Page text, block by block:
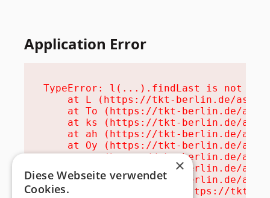
Application Error
TypeError: l(...).findLast is not a
at L (https://tkt-berlin.de/
at To (https://tkt-berlin.de/
at ks (https://tkt-berlin.de/
at ah (https://tkt-berlin.de/
at Oy (https://tkt-berlin.de/
at na (https://tkt-berlin.de/
at th (https://tkt-berlin.de/
at eh (https://tkt-berlin.de/
at MessagePort.ae (https://tkt-
×
Diese Webseite verwendet
Cookies.